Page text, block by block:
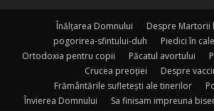
Înălțarea Domnului
Despre Martorii
pogorirea-sfintului-duh
Piedici în
Ortodoxia pentru copii
Păcatul avortului
Crucea preoției
Despre
Frământările sufletești ale tinerilor
Învierea Domnului
Sa finisam impreuna